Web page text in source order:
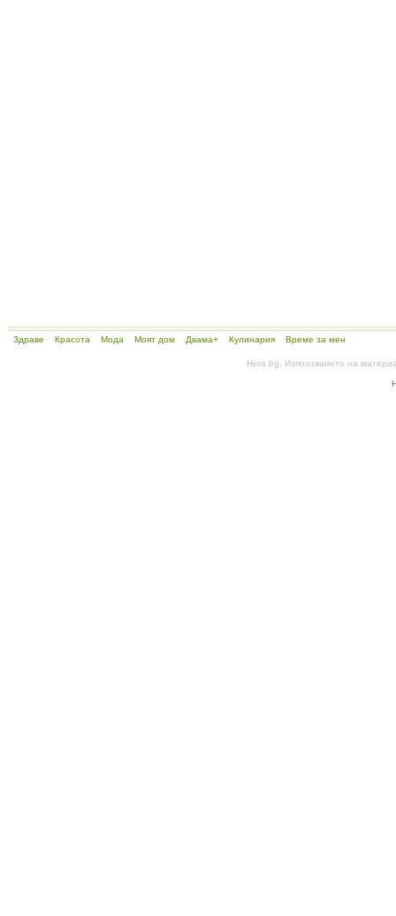
Здраве Красота Мода Моят дом Двама+ Кулинария Време за мен
Hera.bg. Използването на